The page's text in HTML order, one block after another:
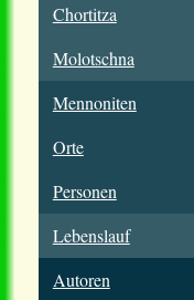
Chortitza
Molotschna
Mennoniten
Orte
Personen
Lebenslauf
Autoren